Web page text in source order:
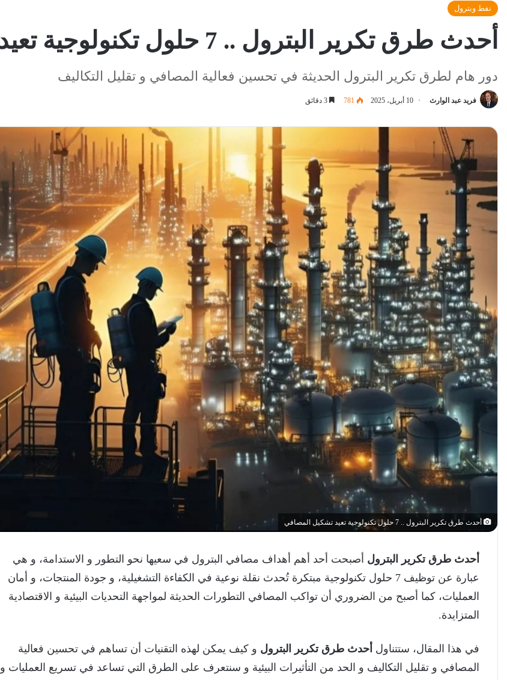
نفط وبترول
أحدث طرق تكرير البترول .. 7 حلول تكنولوجية تعيد تشكيل المصافي
دور هام لطرق تكرير البترول الحديثة في تحسين فعالية المصافي و تقليل التكاليف
فريد عبد الوارث 10 أبريل، 2025 781
أحدث طرق تكرير البترول .. 7 حلول تكنولوجية تعيد تشكيل المصافي
أحدث طرق تكرير البترول أصبحت أحد أهم أهداف مصافي البترول في سعيها نحو التطور و الاستدامة، و هي
عبارة عن توظيف 7 حلول تكنولوجية مبتكرة تُحدث نقلة نوعية في الكفاءة التشغيلية، و جودة المنتجات، و أمان
العمليات، كما أصبح من الضروري أن تواكب المصافي التطورات الحديثة لمواجهة التحديات البيئية و الاقتصادية
المتزايدة.
في هذا المقال، ستتناول أحدث طرق تكرير البترول و كيف يمكن لهذه التقنيات أن تساهم في تحسين فعالية
المصافي و تقليل التكاليف و الحد من التأثيرات البيئية و سنتعرف على الطرق التي تساعد في تسريع العمليات و